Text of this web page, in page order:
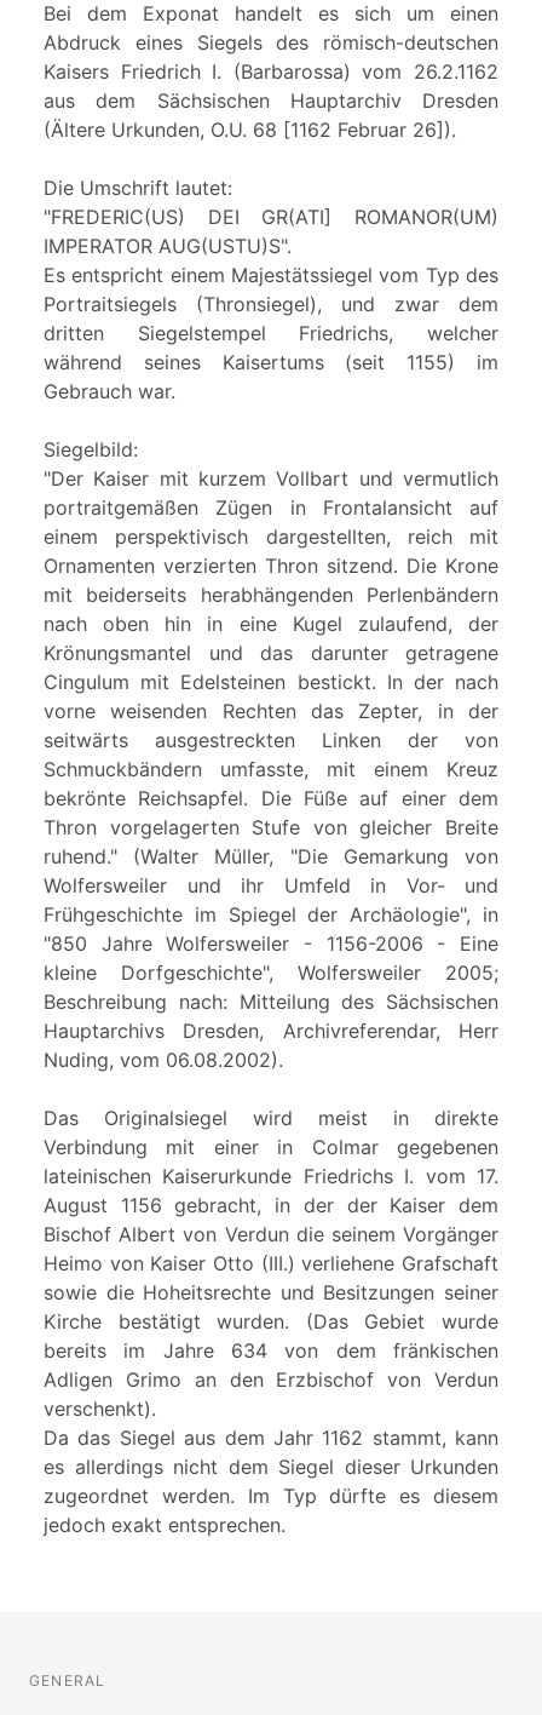
Bei dem Exponat handelt es sich um einen
Abdruck eines Siegels des römisch-deutschen
Kaisers Friedrich I. (Barbarossa) vom 26.2.1162
aus dem Sächsischen Hauptarchiv Dresden
(Ältere Urkunden, O.U. 68 [1162 Februar 26]).
Die Umschrift lautet:
"FREDERIC(US) DEI GR(ATI] ROMANOR(UM)
IMPERATOR AUG(USTU)S".
Es entspricht einem Majestätssiegel vom Typ des
Portraitsiegels (Thronsiegel), und zwar dem
dritten Siegelstempel Friedrichs, welcher
während seines Kaisertums (seit 1155) im
Gebrauch war.
Siegelbild:
"Der Kaiser mit kurzem Vollbart und vermutlich
portraitgemäßen Zügen in Frontalansicht auf
einem perspektivisch dargestellten, reich mit
Ornamenten verzierten Thron sitzend. Die Krone
mit beiderseits herabhängenden Perlenbändern
nach oben hin in eine Kugel zulaufend, der
Krönungsmantel und das darunter getragene
Cingulum mit Edelsteinen bestickt. In der nach
vorne weisenden Rechten das Zepter, in der
seitwärts ausgestreckten Linken der von
Schmuckbändern umfasste, mit einem Kreuz
bekrönte Reichsapfel. Die Füße auf einer dem
Thron vorgelagerten Stufe von gleicher Breite
ruhend." (Walter Müller, "Die Gemarkung von
Wolfersweiler und ihr Umfeld in Vor- und
Frühgeschichte im Spiegel der Archäologie", in
"850 Jahre Wolfersweiler - 1156-2006 - Eine
kleine Dorfgeschichte", Wolfersweiler 2005;
Beschreibung nach: Mitteilung des Sächsischen
Hauptarchivs Dresden, Archivreferendar, Herr
Nuding, vom 06.08.2002).
Das Originalsiegel wird meist in direkte
Verbindung mit einer in Colmar gegebenen
lateinischen Kaiserurkunde Friedrichs I. vom 17.
August 1156 gebracht, in der der Kaiser dem
Bischof Albert von Verdun die seinem Vorgänger
Heimo von Kaiser Otto (III.) verliehene Grafschaft
sowie die Hoheitsrechte und Besitzungen seiner
Kirche bestätigt wurden. (Das Gebiet wurde
bereits im Jahre 634 von dem fränkischen
Adligen Grimo an den Erzbischof von Verdun
verschenkt).
Da das Siegel aus dem Jahr 1162 stammt, kann
es allerdings nicht dem Siegel dieser Urkunden
zugeordnet werden. Im Typ dürfte es diesem
jedoch exakt entsprechen.
GENERAL